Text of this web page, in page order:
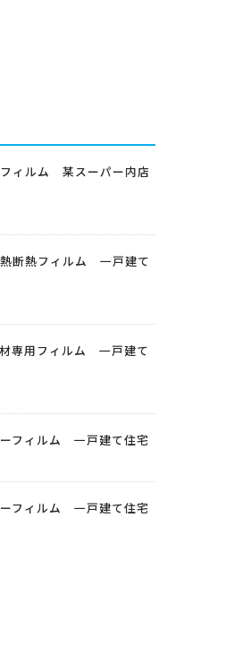
ィルム 某スーパー内店
断熱フィルム 一戸建て
専用フィルム 一戸建て
フィルム 一戸建て住宅
フィルム 一戸建て住宅